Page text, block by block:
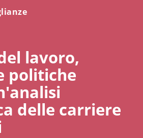
lavoro,
politiche
delle carriere